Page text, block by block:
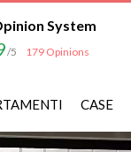
System
/5 179 Opinions
CASE